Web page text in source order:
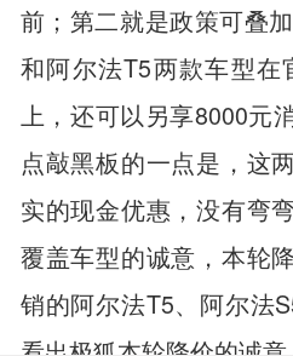
前；第二就是政策可叠
和阿尔法T5两款车型在
上，还可以另享8000元
点敲黑板的一点是，这
实的现金优惠，没有弯
覆盖车型的诚意，本轮
销的阿尔法T5、阿尔法